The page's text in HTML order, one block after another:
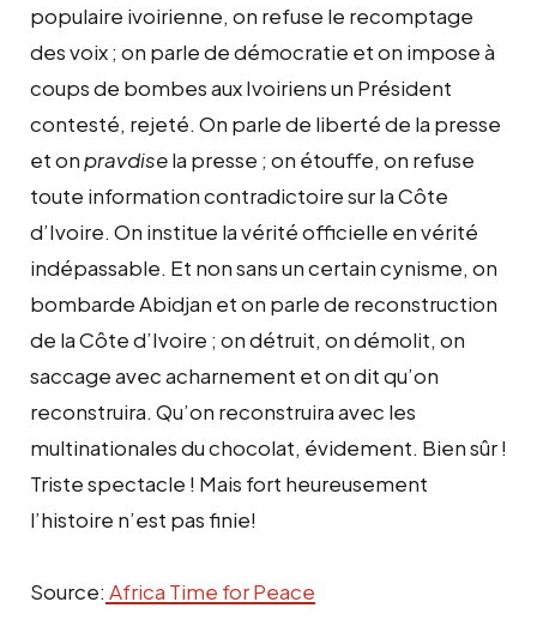
populaire ivoirienne, on refuse le recomptage
des voix ; on parle de démocratie et on impose à
coups de bombes aux Ivoiriens un Président
contesté, rejeté. On parle de liberté de la presse
et onpravdisela presse ; on étouffe, on refuse
toute information contradictoire sur la Côte
d’Ivoire. On institue la vérité officielle en vérité
indépassable. Et non sans un certain cynisme, on
bombarde Abidjan et on parle de reconstruction
de la Côte d’Ivoire ; on détruit, on démolit, on
saccage avec acharnement et on dit qu’on
reconstruira. Qu’on reconstruira avec les
multinationales du chocolat, évidement. Bien sûr !
Triste spectacle ! Mais fort heureusement
l’histoire n’est pas finie!
Source: Africa Time for Peace